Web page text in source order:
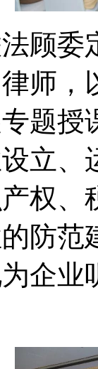
顾委
师，
题授
立、
权、
防
企